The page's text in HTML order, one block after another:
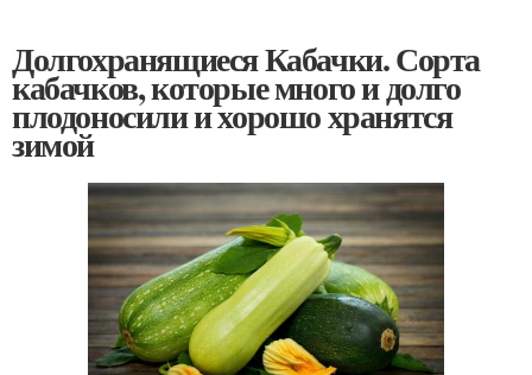
Долгохранящиеся Кабачки. Сорта
кабачков, которые много и долго
плодоносили и хорошо хранятся
зимой